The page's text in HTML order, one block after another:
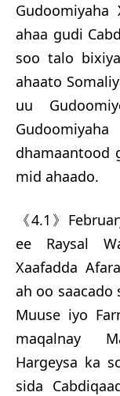
ahaa gudi
soo talo
ahaato
uu
dhamaantood
mid ahaado.
《4.1》
ee Raysal
Xaafadda
ah oo saacado
Muuse iyo
maqalnay
Hargeysa ka
sida